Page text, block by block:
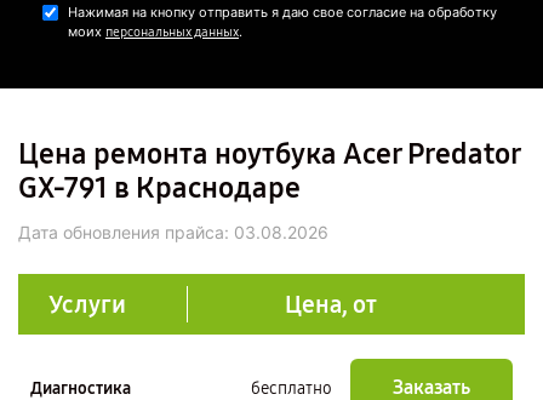
Нажимая на кнопку отправить я даю свое согласие на обработку
моих персональных данных.
Цена ремонта ноутбука Acer Predator
GX-791 в Краснодаре
Дата обновления прайса: 03.08.2026
Услуги Цена, от
Диагностика бесплатно Заказать